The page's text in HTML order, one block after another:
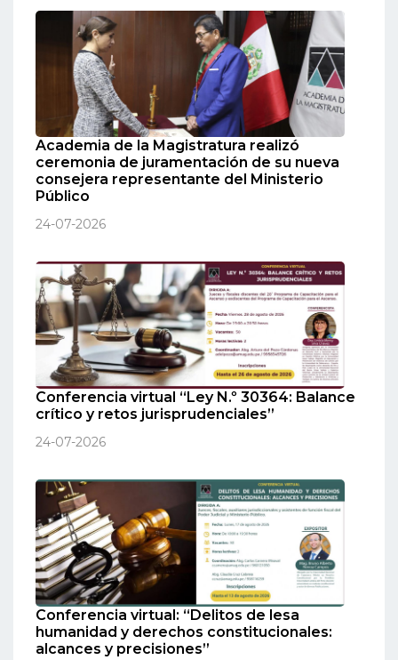
Academia de la Magistratura realizó
ceremonia de juramentación de su nueva
consejera representante del Ministerio
Público
24-07-2026
Conferencia virtual “Ley N.º 30364: Balance
crítico y retos jurisprudenciales”
24-07-2026
Conferencia virtual: “Delitos de lesa
humanidad y derechos constitucionales:
alcances y precisiones”